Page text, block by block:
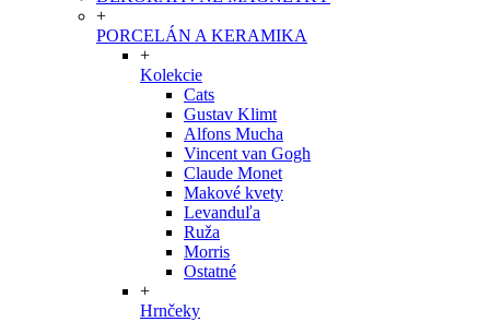
+
PORCELÁN A KERAMIKA
+
Kolekcie
Cats
Gustav Klimt
Alfons Mucha
Vincent van Gogh
Claude Monet
Makové kvety
Levanduľa
Ruža
Morris
Ostatné
+
Hrnčeky